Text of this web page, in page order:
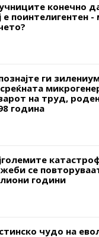
конечно
е поинтелигентен
ги
на труд,
година
се
години
чудо на